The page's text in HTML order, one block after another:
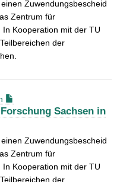
Zuwendungsbescheid
Zentrum für
Kooperation mit der TU
der
Sachsen in
Zuwendungsbescheid
Zentrum für
Kooperation mit der TU
der